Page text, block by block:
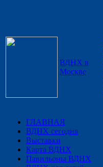
ВДНХ в
Москве
ГЛАВНАЯ
ВДНХ сегодня
Выставки
Карта ВДНХ
Павильоны ВДНХ